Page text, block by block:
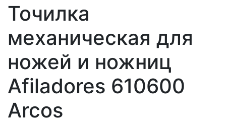
Точилка
механическая для
ножей и ножниц
Afiladores 610600
Arcos